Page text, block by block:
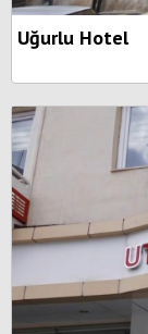
Uğurlu Hotel